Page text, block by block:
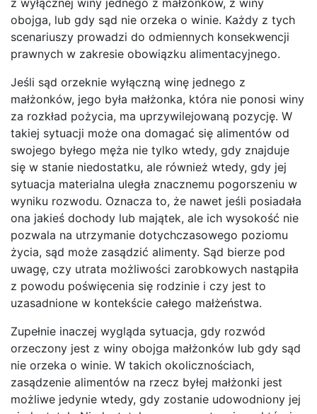
obojga, lub gdy sąd nie orzeka o winie. Każdy z tych
scenariuszy prowadzi do odmiennych konsekwencji
prawnych w zakresie obowiązku alimentacyjnego.
Jeśli sąd orzeknie wyłączną winę jednego z
małżonków, jego była małżonka, która nie ponosi winy
za rozkład pożycia, ma uprzywilejowaną pozycję. W
takiej sytuacji może ona domagać się alimentów od
swojego byłego męża nie tylko wtedy, gdy znajduje
się w stanie niedostatku, ale również wtedy, gdy jej
sytuacja materialna uległa znacznemu pogorszeniu w
wyniku rozwodu. Oznacza to, że nawet jeśli posiadała
ona jakieś dochody lub majątek, ale ich wysokość nie
pozwala na utrzymanie dotychczasowego poziomu
życia, sąd może zasądzić alimenty. Sąd bierze pod
uwagę, czy utrata możliwości zarobkowych nastąpiła
z powodu poświęcenia się rodzinie i czy jest to
uzasadnione w kontekście całego małżeństwa.
Zupełnie inaczej wygląda sytuacja, gdy rozwód
orzeczony jest z winy obojga małżonków lub gdy sąd
nie orzeka o winie. W takich okolicznościach,
zasądzenie alimentów na rzecz byłej małżonki jest
możliwe jedynie wtedy, gdy zostanie udowodniony jej